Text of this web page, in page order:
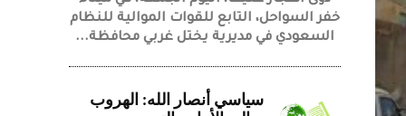
خفر السواحل، التابع للقوات الموالية للنظام
السعودي في مديرية يختل غربي محافظة...
سياسي أنصار الله: الهروب